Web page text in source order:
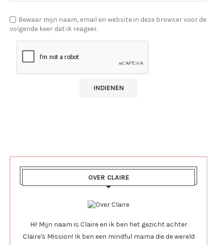
Bewaar mijn naam, email en website in deze browser voor de
volgende keer dat ik reageer.
OVER CLAIRE
Hi! Mijn naam is Claire en ik ben het gezicht achter
Claire's Mission! Ik ben een mindful mama die de wereld